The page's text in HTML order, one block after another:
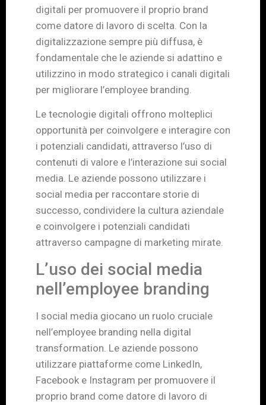
digitali per promuovere il proprio brand
come datore di lavoro di scelta. Con la
digitalizzazione sempre più diffusa, è
fondamentale che le aziende si adattino e
utilizzino in modo strategico i canali digitali
per migliorare l’employee branding.
Le tecnologie digitali offrono molteplici
opportunità per coinvolgere e interagire con
i potenziali candidati, attraverso l’uso di
contenuti di valore e l’interazione sui social
media. Le aziende possono utilizzare i
social media per raccontare storie di
successo, condividere la cultura aziendale
e coinvolgere i potenziali candidati
attraverso campagne di marketing mirate.
L’uso dei social media
nell’employee branding
I social media giocano un ruolo cruciale
nell’employee branding nella digital
transformation. Le aziende possono
utilizzare piattaforme come LinkedIn,
Facebook e Instagram per promuovere il
proprio brand come datore di lavoro di